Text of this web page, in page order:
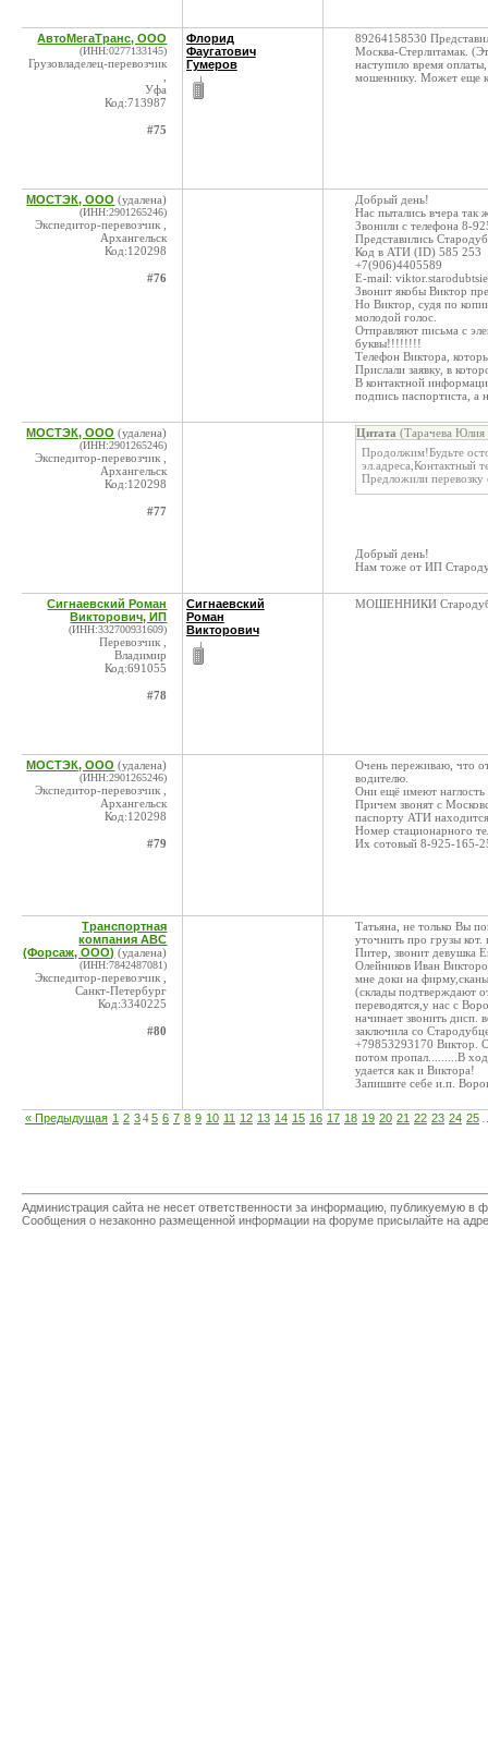
АвтоМегаТранс, ООО
(ИНН:0277133145)
Грузовладелец-перевозчик
Уфа
Код:713987
#75
Флорид
Фаугатович
Гумеров
89264158530
Москва-Стерлитамак.
наступило время
мошеннику. Может еще
МОСТЭК, ООО (удалена)
(ИНН:2901265246)
Экспедитор-перевозчик ,
Архангельск
Код:120298
#76
Добрый день!
Нас пытались вчера так
Звонили с телефона 8-
Представились
Код в АТИ (ID) 585 253
+7(906)4405589
E-mail:
Звонит якобы Виктор
Но Виктор, судя по
молодой голос.
Отправляют письма с
буквы!!!!!!!!
Телефон Виктора,
Прислали заявку, в
В контактной
подпись паспортиста, а
МОСТЭК, ООО (удалена)
(ИНН:2901265246)
Экспедитор-перевозчик ,
Архангельск
Код:120298
#77
Цитата (Тарачева
Продолжим!Будьте
эл.адреса,Контактный
Предложили
Добрый день!
Нам тоже от ИП
Сигнаевский Роман
Викторович, ИП
(ИНН:332700931609)
Перевозчик ,
Владимир
Код:691055
#78
Сигнаевский
Роман
Викторович
МОШЕННИКИ
МОСТЭК, ООО (удалена)
(ИНН:2901265246)
Экспедитор-перевозчик ,
Архангельск
Код:120298
#79
Очень переживаю, что
водителю.
Они ещё имеют наглость
Причем звонят с
паспорту АТИ
Номер стационарного
Их сотовый 8-925-165-
Транспортная
компания АВС
(Форсаж, ООО) (удалена)
(ИНН:7842487081)
Экспедитор-перевозчик ,
Санкт-Петербург
Код:3340225
#80
Татьяна, не только Вы
уточнить про грузы кот.
Питер, звонит девушка
Олейников Иван
мне доки на фирму,сканы
(склады подтверждают
переводятся,у нас с
начинает звонить дисп.
заключила со
+79853293170 Виктор.
потом пропал.........В
удается как и Виктора!
Запишите себе и.п.
« Предыдущая 1 2 345 6 7 8 9 10 11 12 13 14 15 16 17 18 19 20 21 22 23 24 25
Администрация сайта не несет ответственности за информацию, публикуемую
Сообщения о незаконно размещенной информации на форуме присылайте на